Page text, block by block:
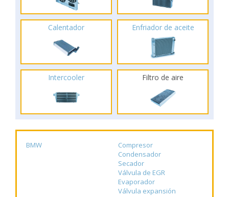
Calentador Enfriador de aceite
Intercooler Filtro de aire
BMW
Compresor
Condensador
Secador
Válvula de EGR
Evaporador
Válvula expansión